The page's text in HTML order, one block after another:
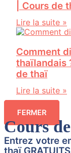
| Cours de
Lire la suite »
Comment
thaïlandais
de thaï
Lire la suite »
FERMER
Cours
Entrez votre